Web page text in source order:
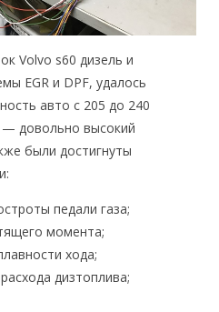
Volvo s60 дизель и
EGR и DPF, удалось
авто с 205 до 240
довольно высокий
были достигнуты
педали газа;
момента;
хода;
дизтоплива;